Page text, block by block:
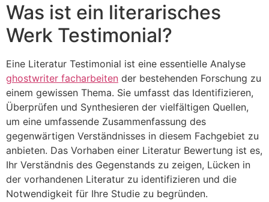
Was ist ein literarisches
Werk Testimonial?
Eine Literatur Testimonial ist eine essentielle Analyse
ghostwriter facharbeiten der bestehenden Forschung zu
einem gewissen Thema. Sie umfasst das Identifizieren,
Überprüfen und Synthesieren der vielfältigen Quellen,
um eine umfassende Zusammenfassung des
gegenwärtigen Verständnisses in diesem Fachgebiet zu
anbieten. Das Vorhaben einer Literatur Bewertung ist es,
Ihr Verständnis des Gegenstands zu zeigen, Lücken in
der vorhandenen Literatur zu identifizieren und die
Notwendigkeit für Ihre Studie zu begründen.